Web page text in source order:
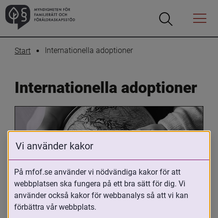
Öppna
Öppna
Menyn
Start Internationella adoptioner
Internationella adoptioner
Oavsett om du är adopterad,
adoptivförälder eller arbetar med
Vi använder kakor
På mfof.se använder vi nödvändiga kakor för att
webbplatsen ska fungera på ett bra sätt för dig. Vi
använder också kakor för webbanalys så att vi kan
förbättra vår webbplats.